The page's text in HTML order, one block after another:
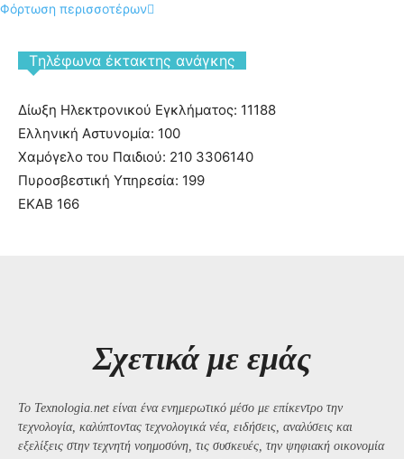
Φόρτωση περισσοτέρων
Tηλέφωνα έκτακτης ανάγκης
Δίωξη Ηλεκτρονικού Εγκλήματος: 11188
Ελληνική Αστυνομία: 100
Χαμόγελο του Παιδιού: 210 3306140
Πυροσβεστική Υπηρεσία: 199
ΕΚΑΒ 166
Σχετικά με εμάς
Το Texnologia.net είναι ένα ενημερωτικό μέσο με επίκεντρο την
τεχνολογία, καλύπτοντας τεχνολογικά νέα, ειδήσεις, αναλύσεις και
εξελίξεις στην τεχνητή νοημοσύνη, τις συσκευές, την ψηφιακή οικονομία